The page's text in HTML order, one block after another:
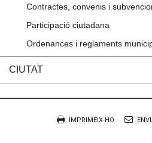
Contractes, convenis i
Participació ciutadana
Ordenances i reglaments
CIUTAT
Document
IMPRIMEIX-HO